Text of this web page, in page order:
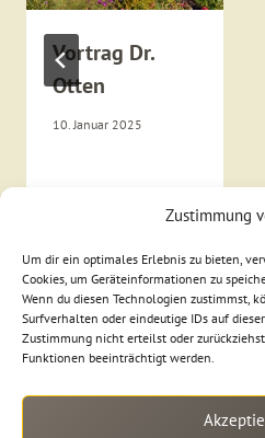
Zustimmung
Um dir ein optimales Erlebnis zu bieten,
Cookies, um Geräteinformationen zu
Wenn du diesen Technologien zustimmst,
Surfverhalten oder eindeutige IDs auf
Zustimmung nicht erteilst oder
Funktionen beeinträchtigt werden.
Vortrag Dr.
Otten
10. Januar 2025